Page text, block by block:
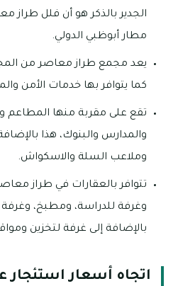
الجدير بالذكر هو أن فلل طراز
مطار أبوظبي الدولي.
يعد مجمع طراز معاصر من
كما يتوافر بها خدمات الأمن
تقع على مقربة منها المطاعم
والمدارس والبنوك، هذا
وملاعب السلة والاسكواش.
تتوافر بالعقارات في طراز
وغرفة للدراسة، ومطبخ، وغرفة
بالإضافة إلى غرفة لتخزين
اتجاه أسعار استئجار